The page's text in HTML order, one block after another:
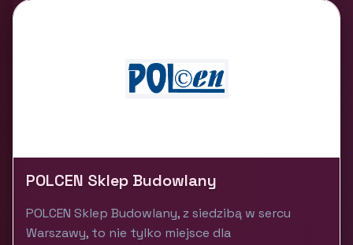
POLCEN Sklep Budowlany
POLCEN Sklep Budowlany, z siedzibą w sercu
Warszawy, to nie tylko miejsce dla